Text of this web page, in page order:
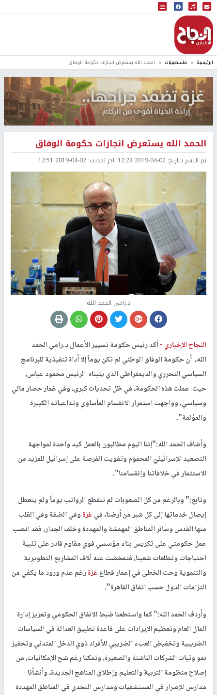
البث المباشر
إذاعة النجاح
الرئيسية فلسطينيات الحمد الله يستعرض انجازات حكومة الوفاق
الحمد الله يستعرض انجازات حكومة الوفاق
تم النشر بتاريخ: 2019-04-02 12:23 اخر تحديث: 2019-04-02 12:51
د.رامي الحمد الله
النجاح الإخباري -أكد رئيس حكومة تسيير الأعمال د.رامي الحمد
الله، أن حكومة الوفاق الوطني لم تكن يوماً إلا أداة تنفيذية للبرنامج
السياسي التحرري والديمقراطي الذي يتبناه الرئيس محمود عباس،
حيث عملت هذه الحكومة، في ظل تحديات كبرى، وفي غمار حصار مالي
وسياسي، وواجهت استمرار الانقسام المأساوي وتداعياته الكبيرة
والمؤلمة".
وأضاف الحمد الله:"إننا اليوم مطالبون بالعمل كيد واحدة لمواجهة
التصعيد الإسرائيليّ المحموم وتفويت الفرصة على إسرائيل للمزيد من
الاستثمار في خلافاتنا وإنقسامنا".
وتابع:" وبالرغم من كل الصعوبات لم تنقطع الرواتب يوماً ولم يتعطل
إيصال خدماتها إلى كل شبر من أرضنا، فيغزةوفي الضفة وفي القلب
منها القدس وسائر المناطق المهمشة والمهددة وخلف الجدار، فقد انصب
عمل حكومتي على تكريس بناء مؤسسي قوي مقاوم قادر على تلبية
احتياجات وتطلعات شعبنا، فتمخضت عنه آلاف المشاريع التطويرية
والتنموية وحث الخطى في إعمار قطاعغزةرغم عدم ورود ما يكفي من
التزامات الدول حسب اتفاق القاهرة".
وأردف الحمد الله:" كما واستطعنا ضبط الانفاق الحكومي وتعزيز إدارة
المال العام وتعظيم الإيرادات على قاعدة تطبيق العدالة في السياسات
الضريبية وتخفيض العبء الضريبي للأفراد ذوي الدخل المتدني وتحفيز
نمو وثبات الشركات الناشئة والصغيرة، وتمكنا رغم شح الإمكانيات، من
إصلاح منظومة التربية والتعليم وإطلاق المناهج الجديدة، وأنشأنا
مدارس الإصرار في المستشفيات ومدارس التحدي في المناطق المهددة